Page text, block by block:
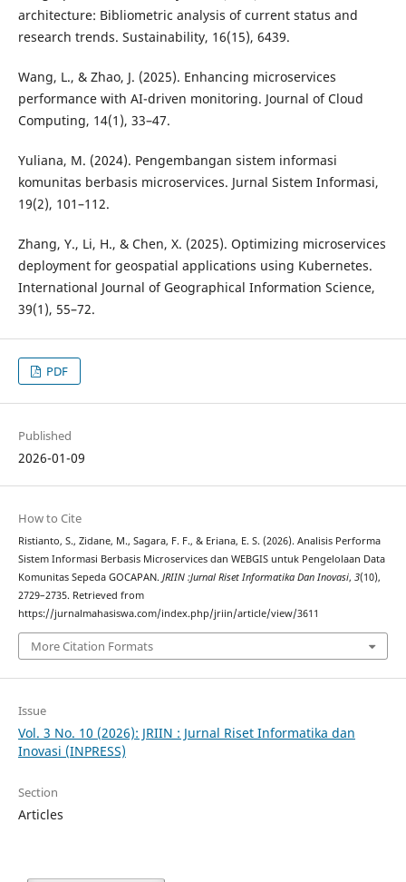
architecture: Bibliometric analysis of current status and
research trends. Sustainability, 16(15), 6439.
Wang, L., & Zhao, J. (2025). Enhancing microservices
performance with AI-driven monitoring. Journal of Cloud
Computing, 14(1), 33–47.
Yuliana, M. (2024). Pengembangan sistem informasi
komunitas berbasis microservices. Jurnal Sistem Informasi,
19(2), 101–112.
Zhang, Y., Li, H., & Chen, X. (2025). Optimizing microservices
deployment for geospatial applications using Kubernetes.
International Journal of Geographical Information Science,
39(1), 55–72.
PDF
Published
2026-01-09
How to Cite
Ristianto, S., Zidane, M., Sagara, F. F., & Eriana, E. S. (2026). Analisis Performa
Sistem Informasi Berbasis Microservices dan WEBGIS untuk Pengelolaan Data
Komunitas Sepeda GOCAPAN. JRIIN :Jurnal Riset Informatika Dan Inovasi, 3(10),
2729–2735. Retrieved from
https://jurnalmahasiswa.com/index.php/jriin/article/view/3611
More Citation Formats
Issue
Vol. 3 No. 10 (2026): JRIIN : Jurnal Riset Informatika dan
Inovasi (INPRESS)
Section
Articles